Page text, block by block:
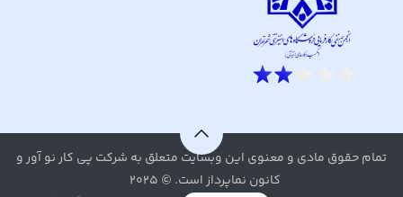
تمام حقوق مادی و معنوی این وبسایت متعلق به شرکت پی کار نو آور و
کانون نماپرداز است. © ۲۰۲۵